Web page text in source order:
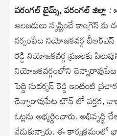
వరంగల్ టైమ్స్, వరంగల్ జిల్లా :
అలజడులు సృష్టించే కాంగ్రెస్
నర్సంపేట నియోజకవర్గ బీఆర్ఎస్
రెడ్డి నియోజకవర్గ ప్రజలకు
నియోజకవర్గంలోని
పెద్ది సుదర్శన్ రెడ్డి ఇంటింటి
చెన్నారావుపేట టౌన్ లో వర్తక,
ఓట్లను అభ్యర్థించారు.
వేడుకున్నారు. ఈ కార్యక్రమంలో